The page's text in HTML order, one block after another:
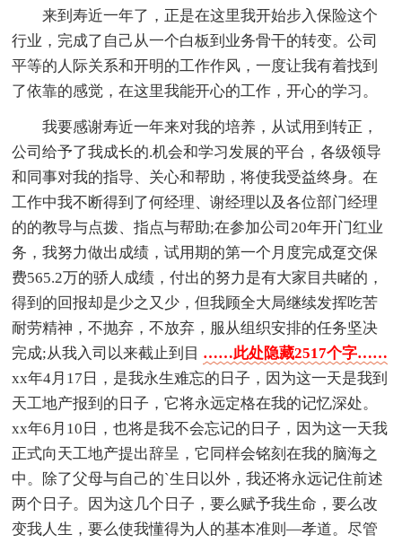
来到寿近一年了，正是在这里我开始步入保险这个
行业，完成了自己从一个白板到业务骨干的转变。公司
平等的人际关系和开明的工作作风，一度让我有着找到
了依靠的感觉，在这里我能开心的工作，开心的学习。
我要感谢寿近一年来对我的培养，从试用到转正，
公司给予了我成长的.机会和学习发展的平台，各级领导
和同事对我的指导、关心和帮助，将使我受益终身。在
工作中我不断得到了何经理、谢经理以及各位部门经理
的的教导与点拨、指点与帮助;在参加公司20年开门红业
务，我努力做出成绩，试用期的第一个月度完成趸交保
费565.2万的骄人成绩，付出的努力是有大家目共睹的，
得到的回报却是少之又少，但我顾全大局继续发挥吃苦
耐劳精神，不抛弃，不放弃，服从组织安排的任务坚决
完成;从我入司以来截止到目 ……此处隐藏2517个字……
xx年4月17日，是我永生难忘的日子，因为这一天是我到
天工地产报到的日子，它将永远定格在我的记忆深处。
xx年6月10日，也将是我不会忘记的日子，因为这一天我
正式向天工地产提出辞呈，它同样会铭刻在我的脑海之
中。除了父母与自己的`生日以外，我还将永远记住前述
两个日子。因为这几个日子，要么赋予我生命，要么改
变我人生，要么使我懂得为人的基本准则—孝道。尽管